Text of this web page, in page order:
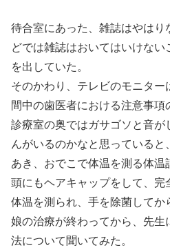
待合室にあった、雑誌はやはり
どでは雑誌はおいてはいけな
を出していた。
そのかわり、テレビのモニター
間中の歯医者における注意事項
診療室の奥ではガサゴソと音が
んがいるのかなと思っている
あき、おでこで体温を測る体温
頭にもヘアキャップをして、完
体温を測られ、手を除菌してか
娘の治療が終わってから、先
法について聞いてみた。